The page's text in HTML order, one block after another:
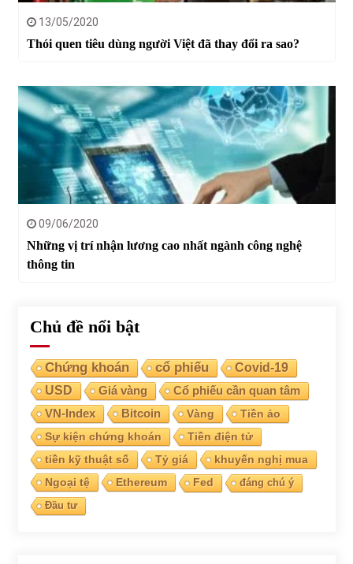
13/05/2020
Thói quen tiêu dùng người Việt đã thay đổi ra sao?
09/06/2020
Những vị trí nhận lương cao nhất ngành công nghệ
thông tin
Chủ đề nổi bật
Chứng khoán cổ phiếu
Covid-19
USD
Giá vàng Cổ phiếu cần quan tâm
VN-Index Bitcoin Vàng
Tiền ảo
Sự kiện chứng khoán
Tiền điện tử
tiền kỹ thuật số
Tỷ giá
khuyến nghị mua
Ngoại tệ
Ethereum Fed
đáng chú ý
Đầu tư